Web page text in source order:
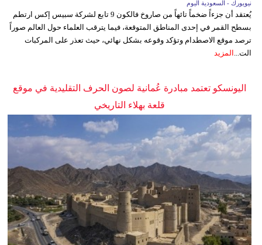
نيويورك - السعودية اليوم
يُعتقد أن جزءاً ضخماً تائهاً من صاروخ فالكون 9 تابع لشركة سبيس إكس ارتطم
بسطح القمر في إحدى المناطق المتوقعة، فيما يترقب العلماء حول العالم صوراً
ترصد موقع الاصطدام وتؤكد وقوعه بشكل نهائي، حيث تعذر على المركبات
الت... المزيد
اليونسكو تعتمد مبادرة عُمانية لصون الحرف التقليدية في موقع
قلعة بهلاء التاريخي